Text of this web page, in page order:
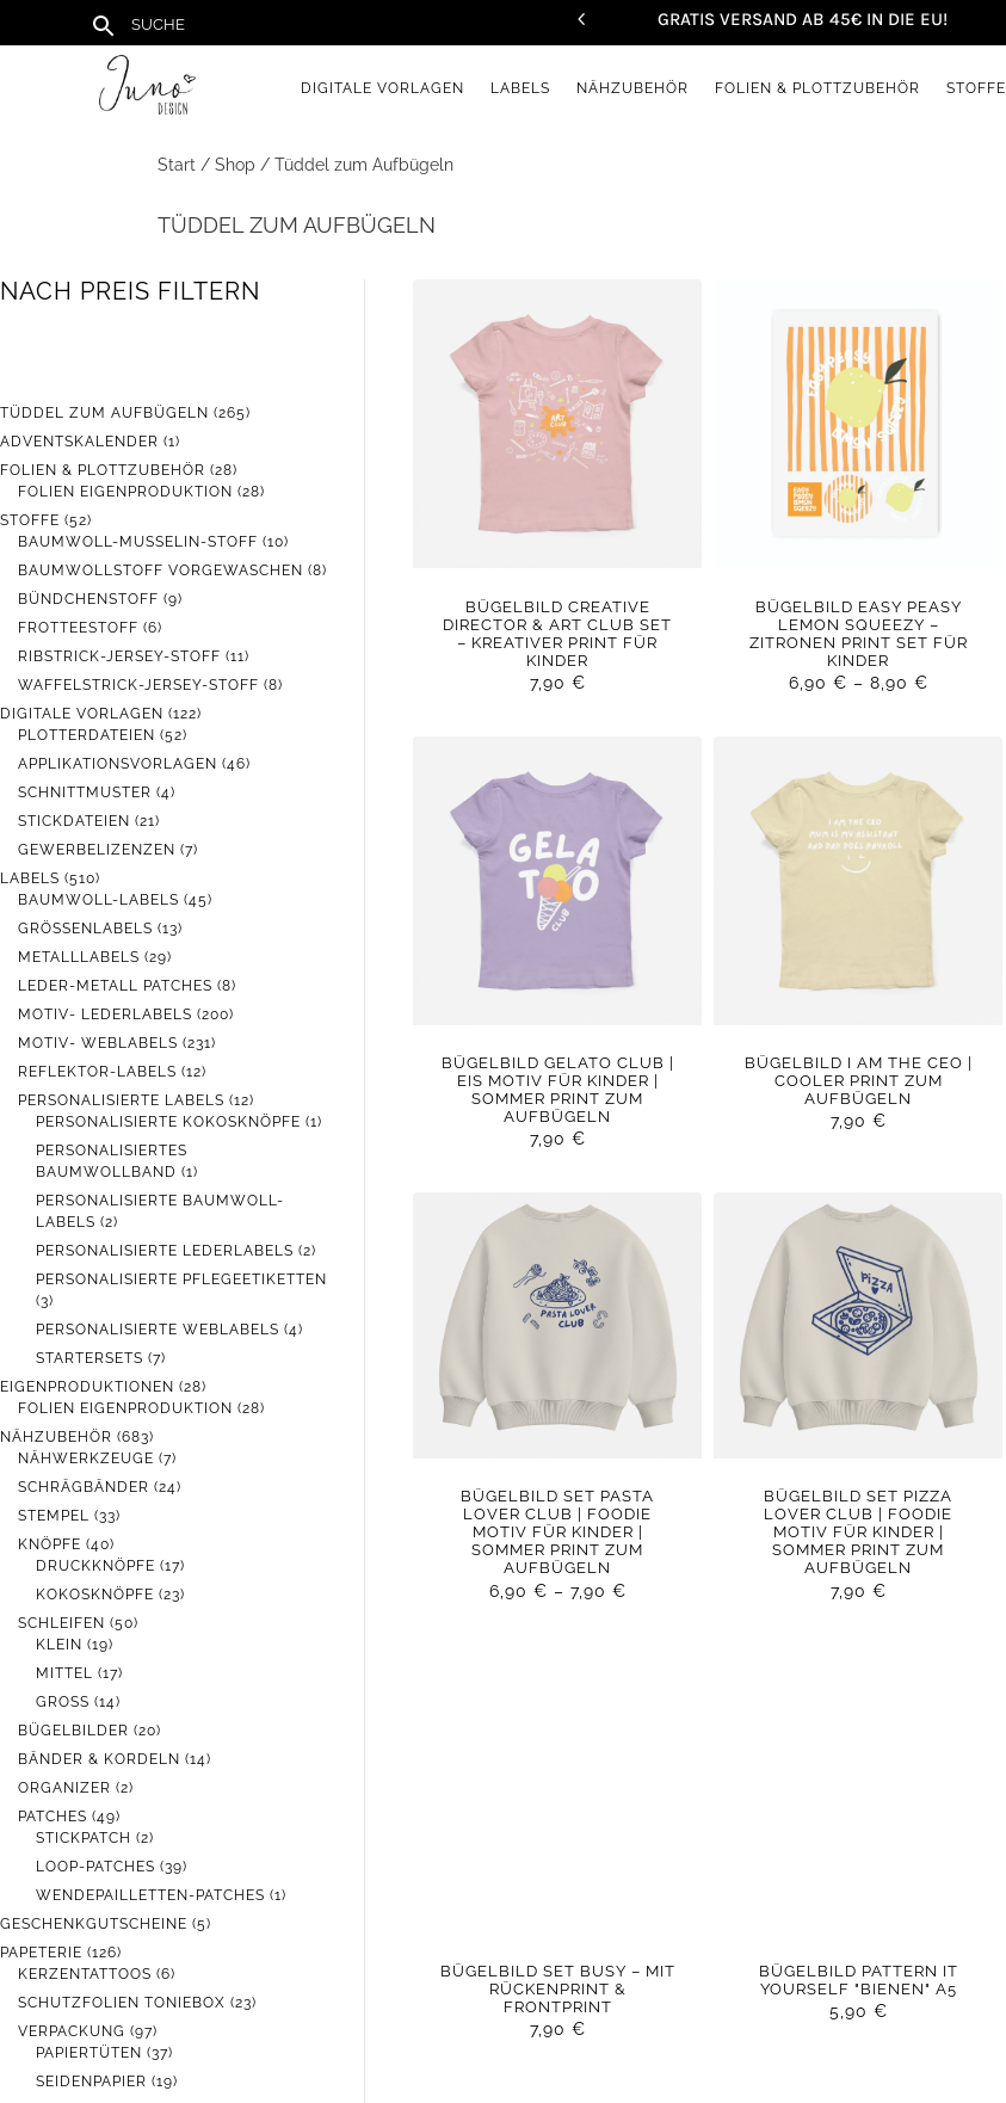
GRATIS VERSAND AB 45€ IN DIE EU!
DIGITALE VORLAGEN LABELS NÄHZUBEHÖR FOLIEN & PLOTTZUBEHÖR STOFFE
Start / Shop / Tüddel zum Aufbügeln
TÜDDEL ZUM AUFBÜGELN
NACH PREIS FILTERN
TÜDDEL ZUM AUFBÜGELN 265265
ADVENTSKALENDER 11
PRODUKT
FOLIEN & PLOTTZUBEHÖR 2828
PRODUKTE
FOLIEN EIGENPRODUKTION 2828
STOFFE 5252
PRODUKTE
BAUMWOLL-MUSSELIN-STOFF 1010
PRODUKTE
BAUMWOLLSTOFF VORGEWASCHEN 88
BÜNDCHENSTOFF 99
FROTTEESTOFF 66
PRODUKTE
RIBSTRICK-JERSEY-STOFF 1111
PRODUKTE
WAFFELSTRICK-JERSEY-STOFF 88
DIGITALE VORLAGEN 122122
PLOTTERDATEIEN 5252
PRODUKTE
APPLIKATIONSVORLAGEN 4646
SCHNITTMUSTER 44
STICKDATEIEN 2121
PRODUKTE
GEWERBELIZENZEN 77
LABELS 510510
PRODUKTE
BAUMWOLL-LABELS 4545
GRÖSSENLABELS 1313
METALLLABELS 2929
PRODUKTE
LEDER-METALL PATCHES 88
PRODUKTE
MOTIV- LEDERLABELS 200200
MOTIV- WEBLABELS 231231
REFLEKTOR-LABELS 1212
PRODUKTE
PERSONALISIERTE LABELS 1212
PRODUKTE
PERSONALISIERTE KOKOSKNÖPFE 11
PERSONALISIERTES
BAUMWOLLBAND
11
PRODUKT
PERSONALISIERTE BAUMWOLL-
LABELS
22
PRODUKTE
PERSONALISIERTE LEDERLABELS 22
PRODUKTE
PERSONALISIERTE PFLEGEETIKETTEN
33
PRODUKTE
PERSONALISIERTE WEBLABELS 44
STARTERSETS 77
PRODUKTE
EIGENPRODUKTIONEN 2828
PRODUKTE
FOLIEN EIGENPRODUKTION 2828
NÄHZUBEHÖR 683683
PRODUKTE
NÄHWERKZEUGE 77
PRODUKTE
SCHRÄGBÄNDER 2424
STEMPEL 3333
KNÖPFE 4040
PRODUKTE
DRUCKKNÖPFE 1717
PRODUKTE
KOKOSKNÖPFE 2323
SCHLEIFEN 5050
KLEIN 1919
PRODUKTE
MITTEL 1717
PRODUKTE
GROSS 1414
PRODUKTE
BÜGELBILDER 2020
PRODUKTE
BÄNDER & KORDELN 1414
ORGANIZER 22
PATCHES 4949
PRODUKTE
STICKPATCH 22
PRODUKTE
LOOP-PATCHES 3939
PRODUKTE
WENDEPAILLETTEN-PATCHES 11
GESCHENKGUTSCHEINE 55
PAPETERIE 126126
PRODUKTE
KERZENTATTOOS 66
PRODUKTE
SCHUTZFOLIEN TONIEBOX 2323
VERPACKUNG 9797
PRODUKTE
PAPIERTÜTEN 3737
PRODUKTE
SEIDENPAPIER 1919
BÜGELBILD CREATIVE
DIRECTOR & ART CLUB SET
– KREATIVER PRINT FÜR
KINDER
7,90 €
BÜGELBILD EASY PEASY
LEMON SQUEEZY –
ZITRONEN PRINT SET FÜR
KINDER
6,90 € – 8,90 €
BÜGELBILD GELATO CLUB |
EIS MOTIV FÜR KINDER |
SOMMER PRINT ZUM
AUFBÜGELN
7,90 €
BÜGELBILD I AM THE CEO |
COOLER PRINT ZUM
AUFBÜGELN
7,90 €
BÜGELBILD SET PASTA
LOVER CLUB | FOODIE
MOTIV FÜR KINDER |
SOMMER PRINT ZUM
AUFBÜGELN
6,90 € – 7,90 €
BÜGELBILD SET PIZZA
LOVER CLUB | FOODIE
MOTIV FÜR KINDER |
SOMMER PRINT ZUM
AUFBÜGELN
7,90 €
BÜGELBILD SET BUSY – MIT
RÜCKENPRINT &
FRONTPRINT
7,90 €
BÜGELBILD PATTERN IT
YOURSELF "BIENEN" A5
5,90 €